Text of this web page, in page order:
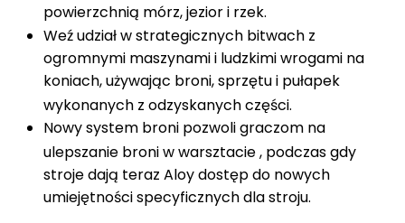
powierzchnią mórz, jezior i rzek.
Weź udział w strategicznych bitwach z
ogromnymi maszynami i ludzkimi wrogami na
koniach, używając broni, sprzętu i pułapek
wykonanych z odzyskanych części.
Nowy system broni pozwoli graczom na
ulepszanie broni w warsztacie, podczas gdy
stroje dają teraz Aloy dostęp do nowych
umiejętności specyficznych dla stroju.